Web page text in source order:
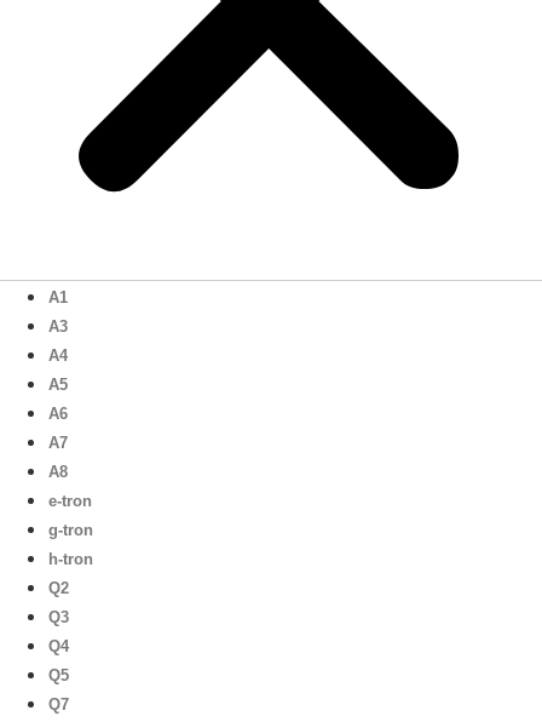
A1
A3
A4
A5
A6
A7
A8
e-tron
g-tron
h-tron
Q2
Q3
Q4
Q5
Q7